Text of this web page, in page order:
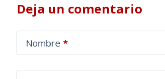
Deja un comentario
Nombre *
l
t